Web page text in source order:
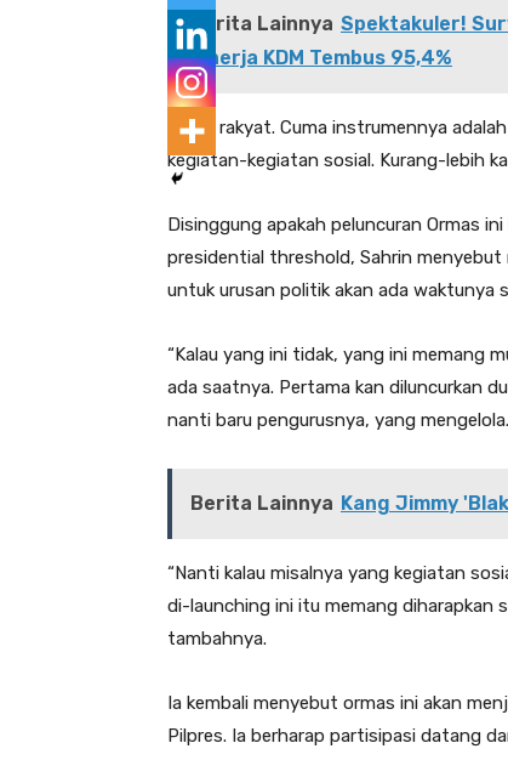
Berita Lainnya Spektakuler!
Kinerja KDM Tembus 95,4%
“Buat rakyat. Cuma instrumennya
kegiatan-kegiatan sosial. Kurang-lebih
Disinggung apakah peluncuran Ormas
presidential threshold, Sahrin menyebut
untuk urusan politik akan ada waktunya
“Kalau yang ini tidak, yang ini memang
ada saatnya. Pertama kan diluncurkan
nanti baru pengurusnya, yang
Berita Lainnya Kang Jimmy
“Nanti kalau misalnya yang kegiatan
di-launching ini itu memang diharapkan
tambahnya.
Ia kembali menyebut ormas ini akan
Pilpres. Ia berharap partisipasi datang